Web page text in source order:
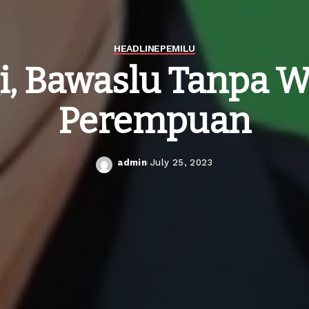
HEADLINEPEMILU
Bawaslu Tanpa
Perempuan
admin July 25, 2023